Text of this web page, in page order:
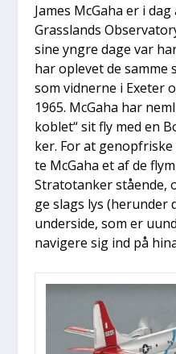
James McGaha er i
Gras­slands
sine yngre dage var
har ople­vet de sam­me
som vid­ner­ne i Exe­ter
1965. McGaha har
koblet“ sit fly med en
ker. For at
te McGaha et af de
Stra­to­tan­ker stå­en­de,
ge slags lys (her­un­der
under­si­de, som er
navi­ge­re sig ind på